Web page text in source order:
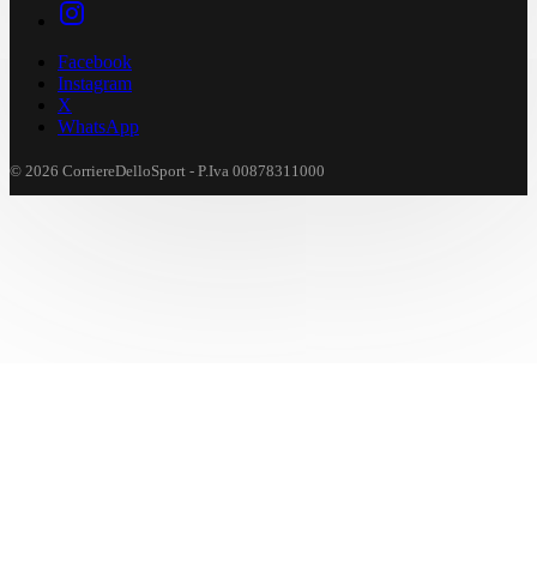
Facebook
Instagram
X
WhatsApp
© 2026 CorriereDelloSport - P.Iva 00878311000